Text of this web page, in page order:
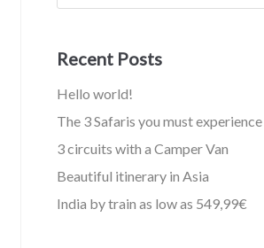
Recent Posts
Hello world!
The 3 Safaris you must experience
3 circuits with a Camper Van
Beautiful itinerary in Asia
India by train as low as 549,99€